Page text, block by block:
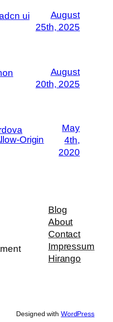
ui
August
25th, 2025
August
20th, 2025
Origin
May
4th,
2020
Blog
About
Contact
Impressum
Hirango
Designed with WordPress